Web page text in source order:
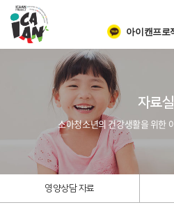
아이캔프로
자료실
소아청소년의 건강생활을 위한
영양상담 자료